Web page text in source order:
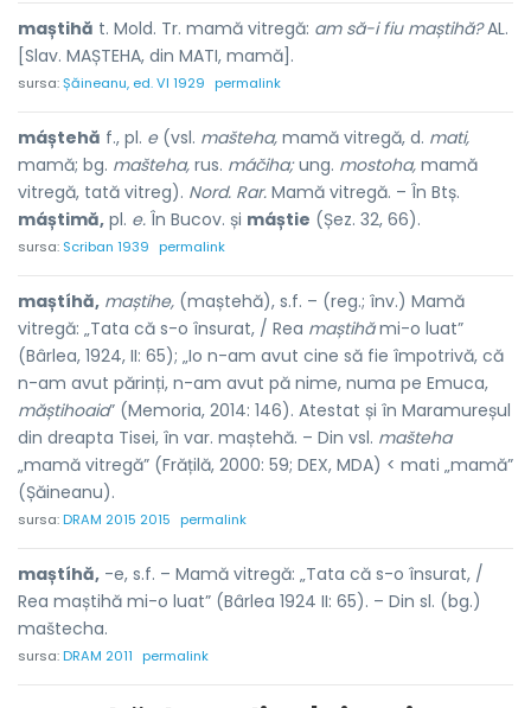
maștihă t. Mold. Tr. mamă vitregă: am să-i fiu maștihă?AL.
[Slav. MAȘTEHA, din MATI, mamă].
sursa:Șăineanu, ed. VI 1929 permalink
máștehă f., pl. e(vsl. mašteha, mamă vitregă, d. mati,
mamă; bg. mašteha, rus. máčiha;ung. mostoha, mamă
vitregă, tată vitreg). Nord. Rar. Mamă vitregă. – În Btș.
máștimă, pl. e. În Bucov. și máștie (Șez. 32, 66).
sursa: Scriban 1939 permalink
maștíhă, maștihe, (maștehă), s.f. – (reg.; înv.) Mamă
vitregă: „Tata că s-o însurat, / Rea maștihămi-o luat”
(Bârlea, 1924, II: 65); „Io n-am avut cine să fie împotrivă, că
n-am avut părinți, n-am avut pă nime, numa pe Emuca,
măștihoaia” (Memoria, 2014: 146). Atestat și în Maramureșul
din dreapta Tisei, în var. maștehă. – Din vsl. mašteha
„mamă vitregă” (Frățilă, 2000: 59; DEX, MDA) < mati „mamă”
(Șăineanu).
sursa:DRAM 2015 2015 permalink
maștíhă, -e, s.f. – Mamă vitregă: „Tata că s-o însurat, /
Rea maștihă mi-o luat” (Bârlea 1924 II: 65). – Din sl. (bg.)
maštecha.
sursa:DRAM 2011 permalink